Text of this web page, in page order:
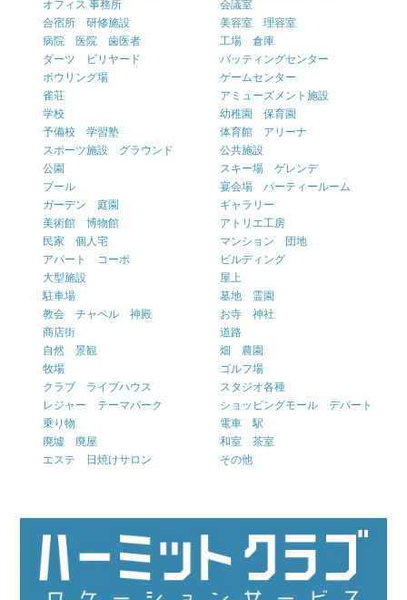
オフィス 事務所
会議室
合宿所 研修施設
美容室 理容室
病院 医院 歯医者
工場 倉庫
ダーツ ビリヤード
バッティングセンター
ボウリング場
ゲームセンター
雀荘
アミューズメント施設
学校
幼稚園 保育園
予備校 学習塾
体育館 アリーナ
スポーツ施設 グラウンド
公共施設
公園
スキー場 ゲレンデ
プール
宴会場 パーティールーム
ガーデン 庭園
ギャラリー
美術館 博物館
アトリエ工房
民家 個人宅
マンション 団地
アパート コーポ
ビルディング
大型施設
屋上
駐車場
墓地 霊園
教会 チャペル 神殿
お寺 神社
商店街
道路
自然 景観
畑 農園
牧場
ゴルフ場
クラブ ライブハウス
スタジオ各種
レジャー テーマパーク
ショッピングモール デパート
乗り物
電車 駅
廃墟 廃屋
和室 茶室
エステ 日焼けサロン
その他